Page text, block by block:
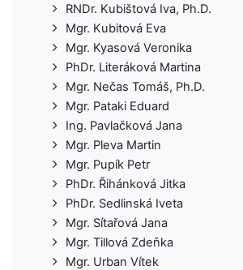
RNDr. Kubištová Iva, Ph.D.
Mgr. Kubitová Eva
Mgr. Kyasová Veronika
PhDr. Literáková Martina
Mgr. Nečas Tomáš, Ph.D.
Mgr. Pataki Eduard
Ing. Pavlačková Jana
Mgr. Pleva Martin
Mgr. Pupík Petr
PhDr. Řihánková Jitka
PhDr. Sedlinská Iveta
Mgr. Sítařová Jana
Mgr. Tillová Zdeňka
Mgr. Urban Vítek